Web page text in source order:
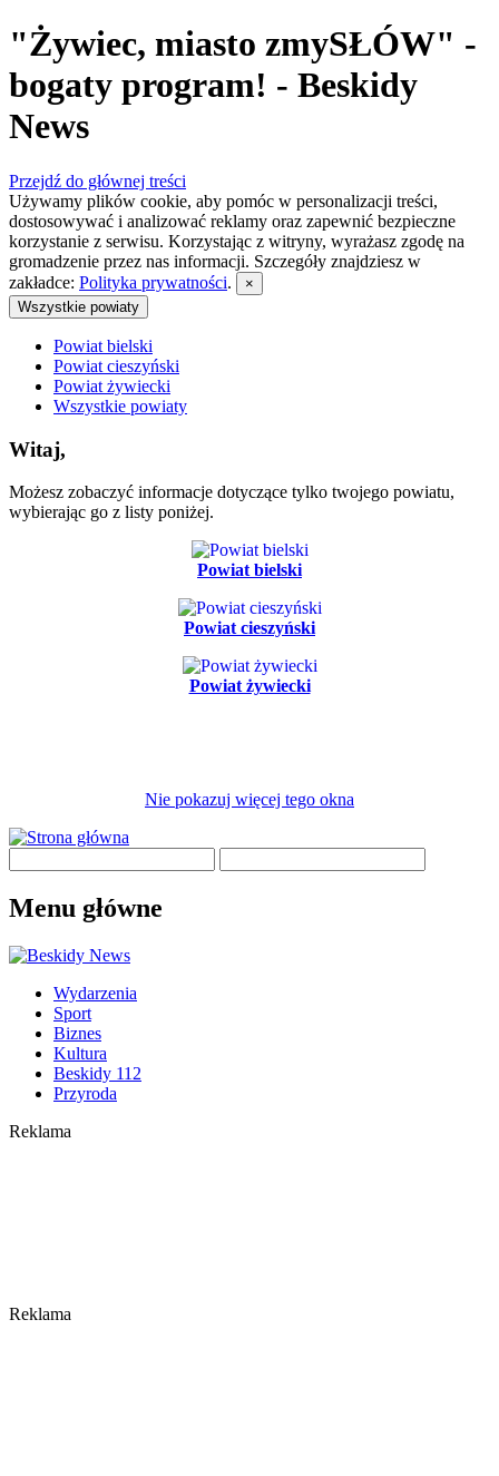
"Żywiec, miasto zmySŁÓW" -
bogaty program! - Beskidy
News
Przejdź do głównej treści
Używamy plików cookie, aby pomóc w personalizacji treści,
dostosowywać i analizować reklamy oraz zapewnić bezpieczne
korzystanie z serwisu. Korzystając z witryny, wyrażasz zgodę na
gromadzenie przez nas informacji. Szczegóły znajdziesz w
zakładce: Polityka prywatności.
×
Wszystkie powiaty
Powiat bielski
Powiat cieszyński
Powiat żywiecki
Wszystkie powiaty
Witaj,
Możesz zobaczyć informacje dotyczące tylko twojego powiatu,
wybierając go z listy poniżej.
Powiat bielski
Powiat cieszyński
Powiat żywiecki
Nie pokazuj więcej tego okna
Menu główne
Wydarzenia
Sport
Biznes
Kultura
Beskidy 112
Przyroda
Reklama
Reklama